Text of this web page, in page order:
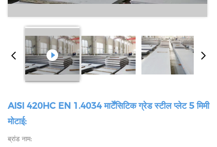
AISI 420HC EN 1.4034 मार्टेंसिटिक ग्रेड स्टील प्लेट 5 मिमी
मोटाई:
ब्रांड नाम: